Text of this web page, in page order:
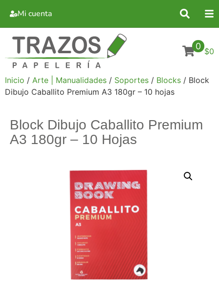
Mi cuenta
0 $0
Inicio / Arte | Manualidades / Soportes / Blocks / Block
Dibujo Caballito Premium A3 180gr – 10 hojas
Block Dibujo Caballito Premium
A3 180gr – 10 Hojas